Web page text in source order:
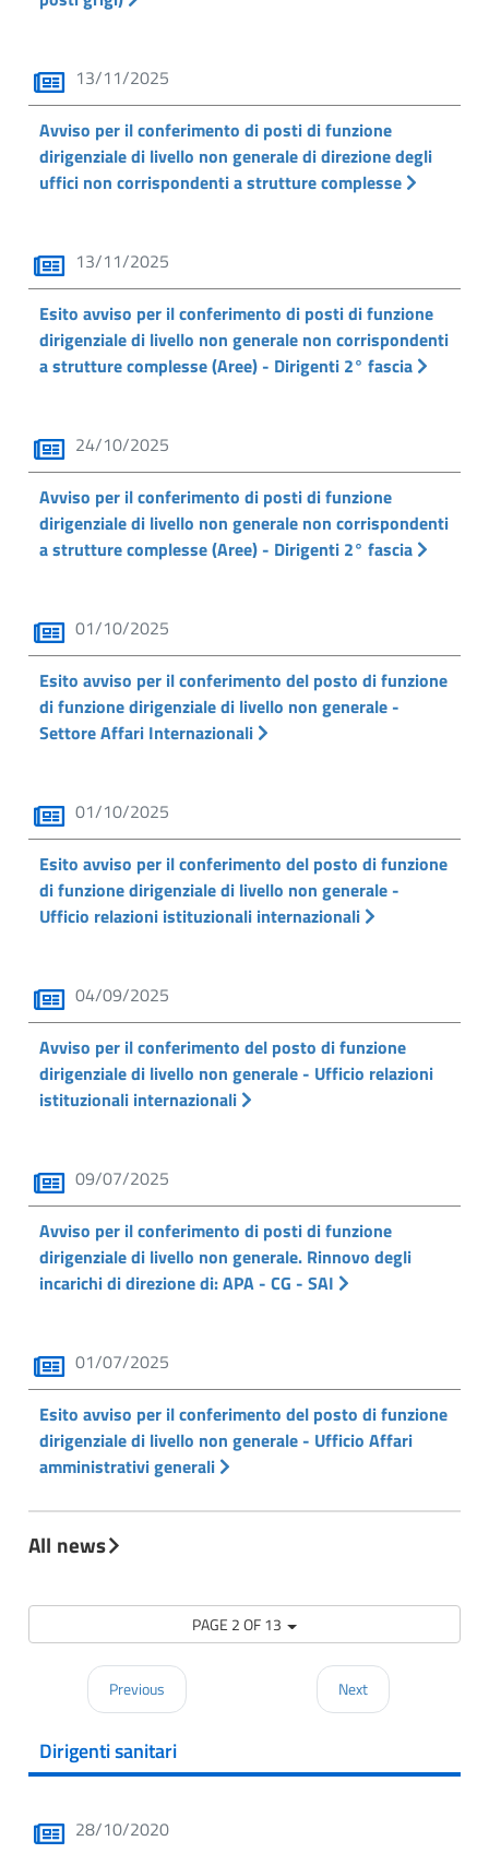
13/11/2025
Avviso per il conferimento di posti di funzione
dirigenziale di livello non generale di direzione degli
uffici non corrispondenti a strutture complesse
13/11/2025
Esito avviso per il conferimento di posti di funzione
dirigenziale di livello non generale non corrispondenti
a strutture complesse (Aree) - Dirigenti 2° fascia
24/10/2025
Avviso per il conferimento di posti di funzione
dirigenziale di livello non generale non corrispondenti
a strutture complesse (Aree) - Dirigenti 2° fascia
01/10/2025
Esito avviso per il conferimento del posto di funzione
di funzione dirigenziale di livello non generale -
Settore Affari Internazionali
01/10/2025
Esito avviso per il conferimento del posto di funzione
di funzione dirigenziale di livello non generale -
Ufficio relazioni istituzionali internazionali
04/09/2025
Avviso per il conferimento del posto di funzione
dirigenziale di livello non generale - Ufficio relazioni
istituzionali internazionali
09/07/2025
Avviso per il conferimento di posti di funzione
dirigenziale di livello non generale. Rinnovo degli
incarichi di direzione di: APA - CG - SAI
01/07/2025
Esito avviso per il conferimento del posto di funzione
dirigenziale di livello non generale - Ufficio Affari
amministrativi generali
All news
PAGE 2 OF 13
Previous Next
Dirigenti sanitari
28/10/2020